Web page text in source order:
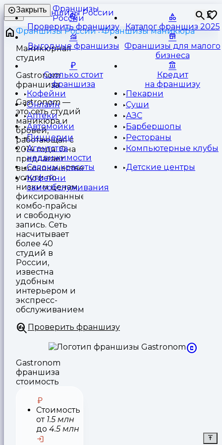
Франшизы
России
⏳
Закрыть
Проверить франшизу Каталог франшиз 2025
Выгодные франшизы
Франшизы для малого
бизнеса
Сколько стоит
франшиза
Кредит
на франшизу
Кофейни
Пекарни
Онлайн
Суши
Аптеки
АЗС
Автомойки
Барбершопы
Пиццерии
Рестораны
Агентства
недвижимости
Компьютерные клубы
Салоны красоты
Детские центры
Кофейни
самообслуживания
Франшизы России
Франшизы маникюра
Маникюрная
студия
Gastronom
франшиза
Gastronom —
это сеть студий
маникюра и
бровей,
работающая с
2014 года. Она
предлагает
высококачественные
услуги по
низким ценам,
фиксированные
комбо-прайсы
и свободную
запись. Сеть
насчитывает
более 40
студий в
России,
известна
удобным
интерьером и
экспресс-
обслуживанием
Проверить франшизу
Gastronom
франшиза
стоимость
Стоимость
от 1.5 млн
до 4.5 млн